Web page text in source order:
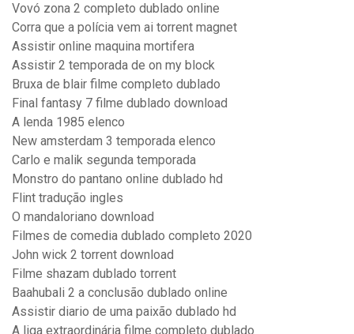
Vovó zona 2 completo dublado online
Corra que a polícia vem ai torrent magnet
Assistir online maquina mortifera
Assistir 2 temporada de on my block
Bruxa de blair filme completo dublado
Final fantasy 7 filme dublado download
A lenda 1985 elenco
New amsterdam 3 temporada elenco
Carlo e malik segunda temporada
Monstro do pantano online dublado hd
Flint tradução ingles
O mandaloriano download
Filmes de comedia dublado completo 2020
John wick 2 torrent download
Filme shazam dublado torrent
Baahubali 2 a conclusão dublado online
Assistir diario de uma paixão dublado hd
A liga extraordinária filme completo dublado